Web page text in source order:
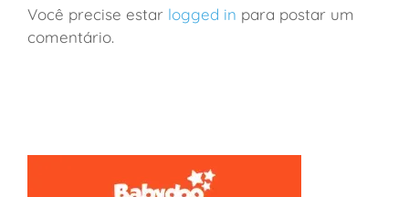
Você precise estar logged in para postar um
comentário.